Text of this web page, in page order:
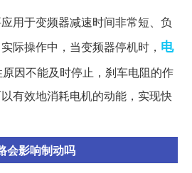
用于变频器减速时间非常短、负
际操作中，当变频器停机时， 电
因不能及时停止，刹车电阻的作
有效地消耗电机的动能，实现快
会影响制动吗